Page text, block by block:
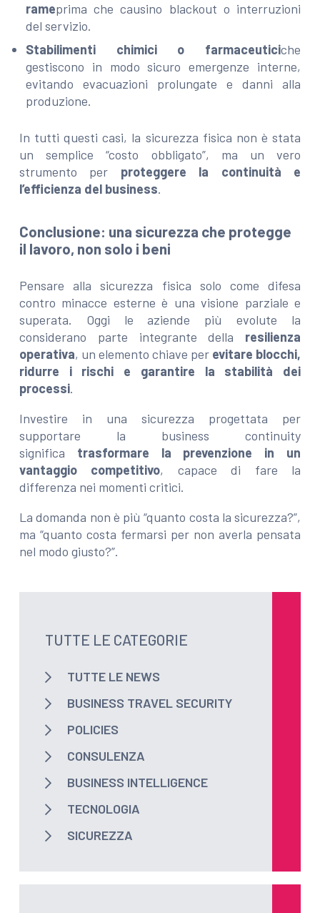
rameprima che causino blackout o interruzioni
del servizio.
Stabilimenti chimici o farmaceuticiche
gestiscono in modo sicuro emergenze interne,
evitando evacuazioni prolungate e danni alla
produzione.
In tutti questi casi, la sicurezza fisica non è stata
un semplice “costo obbligato”, ma un vero
strumento per proteggere la continuità e
l’efficienza del business.
Conclusione: una sicurezza che protegge
il lavoro, non solo i beni
Pensare alla sicurezza fisica solo come difesa
contro minacce esterne è una visione parziale e
superata. Oggi le aziende più evolute la
considerano parte integrante della resilienza
operativa, un elemento chiave per evitare blocchi,
ridurre i rischi e garantire la stabilità dei
processi.
Investire in una sicurezza progettata per
supportare la business continuity
significa trasformare la prevenzione in un
vantaggio competitivo, capace di fare la
differenza nei momenti critici.
La domanda non è più “quanto costa la sicurezza?”,
ma “quanto costa fermarsi per non averla pensata
nel modo giusto?”.
TUTTE LE CATEGORIE
TUTTE LE NEWS
BUSINESS TRAVEL SECURITY
POLICIES
CONSULENZA
BUSINESS INTELLIGENCE
TECNOLOGIA
SICUREZZA